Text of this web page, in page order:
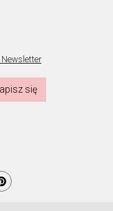
Newsletter
się